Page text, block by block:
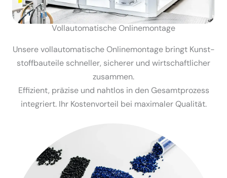
Vollau­to­ma­tische Online­montage
Unsere vollau­to­ma­tische Online­montage bringt Kunst­
stoff­bau­teile schneller, sicherer und wirtschaft­licher
zusammen.
Effizient, präzise und nahtlos in den Gesamt­prozess
integriert. Ihr Kosten­vorteil bei maximaler Qualität.